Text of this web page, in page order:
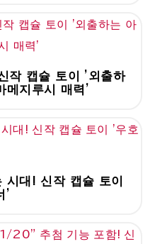
작 캡슐 토이 '외출하
메지루시 매력'
시대! 신작 캡슐 토이
'